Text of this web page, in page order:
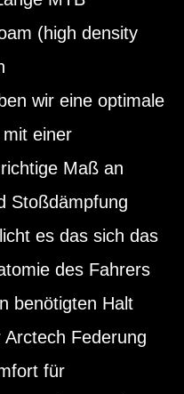
(high density
wir eine optimale
einer
Maß an
Stoßdämpfung
es das sich das
des Fahrers
benötigten Halt
Federung
für